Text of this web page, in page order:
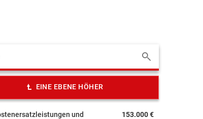
EINE EBENE HÖHER
und
153.000 €